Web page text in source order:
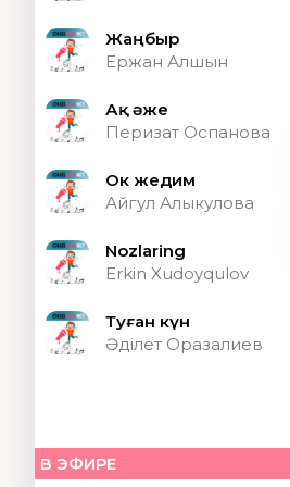
Жаңбыр
Ержан Алшын
Ақ әже
Перизат Оспанова
Ок жедим
Айгул Алыкулова
Nozlaring
Erkin Xudoyqulov
Туған күн
Әділет Оразалиев
В ЭФИРЕ